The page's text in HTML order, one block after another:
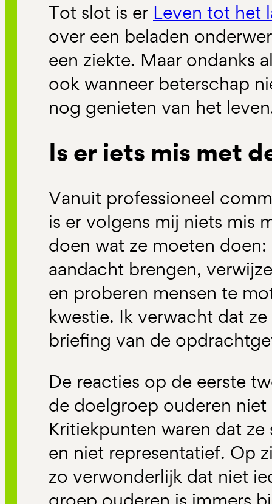
Tot slot is er Leven tot het
over een beladen
een ziekte. Maar ondanks
ook wanneer beterschap
nog genieten van het
Is er iets mis met
Vanuit professioneel
is er volgens mij niets mis
doen wat ze moeten
aandacht brengen,
en proberen mensen te
kwestie. Ik verwacht dat
briefing van de
De reacties op de eerste
de doelgroep ouderen
Kritiekpunten waren dat
en niet representatief. Op
zo verwonderlijk dat niet